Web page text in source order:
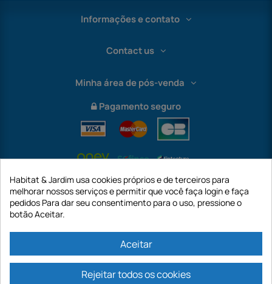
Informações e contato
Contact us
Minha área de pós-venda
Pagamento seguro
Habitat & Jardim usa cookies próprios e de terceiros para
melhorar nossos serviços e permitir que você faça login e faça
pedidos Para dar seu consentimento para o uso, pressione o
botão Aceitar.
Aceitar
Rejeitar todos os cookies